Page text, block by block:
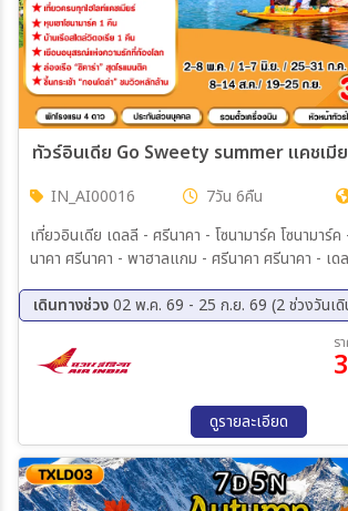
IN_AI00016 7วัน 6คืน
เที่ยวอินเดีย เดลลี - ศรีนาคา - โซนามาร์ค โซนามาร์
นาคา ศรีนาคา - พาฮาลแกม - ศรีนาคา ศรีนาคา - เด
เดินทางช่วง02 พ.ค. 69 - 25 ก.ย. 69 (2 ช่วงวันเดิ
19 ก.ย. 69 -
ร
ดูรายละเอียด